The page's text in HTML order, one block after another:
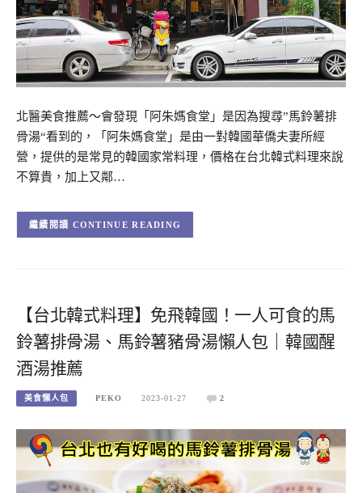
北醫美食推薦～會發現「阿朱媽食堂」是因為搜尋”馬鈴薯排
骨湯“看到的，「阿朱媽食堂」是由一對韓國華僑夫妻所經
營，提供的是常見的韓國家常料理，價格在台北韓式料理來說
不算貴，加上又鄰…
CONTINUE READING
【台北韓式料理】免飛韓國！一人可食的馬
鈴薯排骨湯、馬鈴薯豬骨湯懶人包｜韓國醒
酒湯推薦
美食懶人包 PEKO 2023-01-27 2